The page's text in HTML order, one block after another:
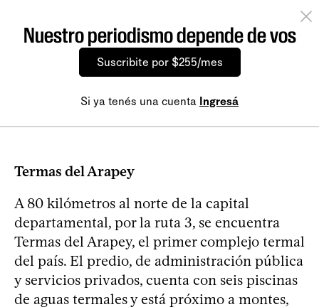
Nuestro periodismo depende de vos
Suscribite por $255/mes
Si ya tenés una cuenta Ingresá
Termas del Arapey
A 80 kilómetros al norte de la capital
departamental, por la ruta 3, se encuentra
Termas del Arapey, el primer complejo termal
del país. El predio, de administración pública
y servicios privados, cuenta con seis piscinas
de aguas termales y está próximo a montes,